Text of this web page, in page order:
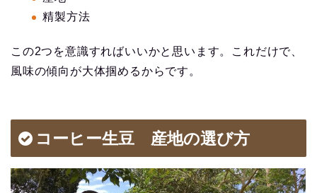
精製方法
この2つを意識すればいいかと思います。これだけで、
風味の傾向が大体掴めるからです。
コーヒー生豆 産地の選び方